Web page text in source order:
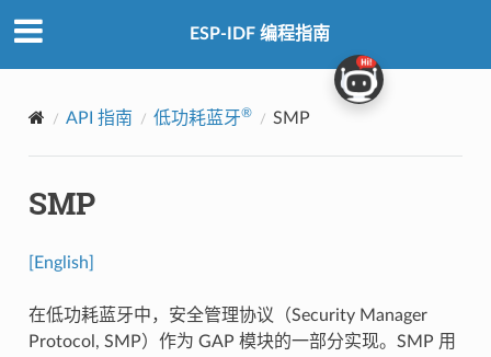
ESP-IDF 编程指南
API 指南 低功耗蓝牙® SMP
SMP
[English]
在低功耗蓝牙中，安全管理协议（Security Manager
Protocol, SMP）作为 GAP 模块的一部分实现。SMP 用